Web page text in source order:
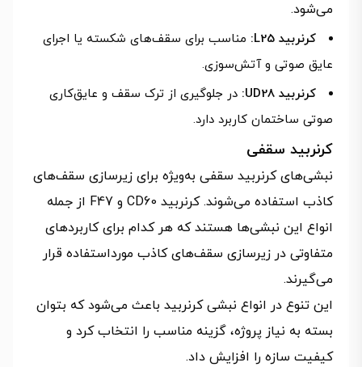
می‌شود.
کرنربید L25:
مناسب برای سقف‌های شکسته یا اجرای
عایق صوتی و آتش‌سوزی.
کرنربید UD28:
در جلوگیری از ترک سقف و عایق‌کاری
صوتی ساختمان کاربرد دارد.
کرنربید سقفی
نبشی‌های کرنربید سقفی به‌ویژه برای زیرسازی سقف‌های
کاذب استفاده می‌شوند. کرنربید CD60 و F47 از جمله
انواع این نبشی‌ها هستند که هر کدام برای کاربردهای
متفاوتی در زیرسازی سقف‌های کاذب مورداستفاده قرار
می‌گیرند.
این تنوع در انواع نبشی کرنربید باعث می‌شود که بتوان
بسته به نیاز پروژه، گزینه مناسب را انتخاب کرد و
کیفیت سازه را افزایش داد.